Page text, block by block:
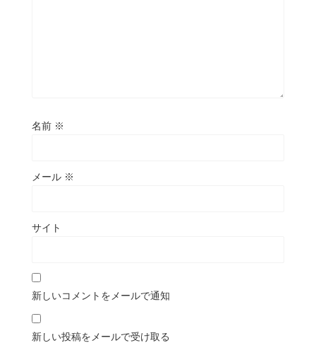
名前 ※
メール ※
サイト
新しいコメントをメールで通知
新しい投稿をメールで受け取る